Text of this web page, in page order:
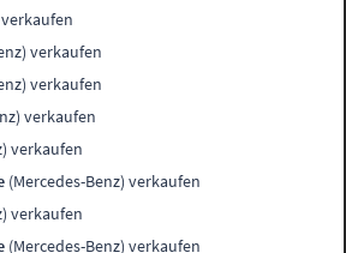
verkaufen
verkaufen
verkaufen
verkaufen
(Mercedes-Benz) verkaufen
verkaufen
(Mercedes-Benz) verkaufen